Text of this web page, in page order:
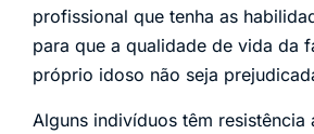
profissional que tenha as
para que a qualidade de vida da
próprio idoso não seja
Alguns indivíduos têm resistência